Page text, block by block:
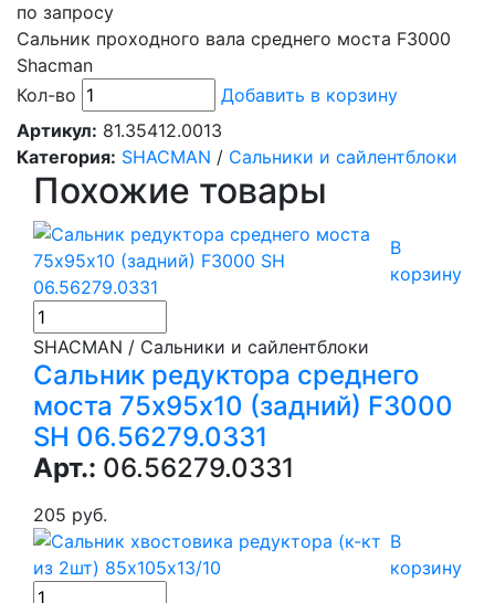
по запросу
Сальник проходного вала среднего моста F3000
Shacman
Кол-во
Добавить в корзину
Артикул: 81.35412.0013
Категория: SHACMAN / Сальники и сайлентблоки
Похожие товары
В
корзину
SHACMAN / Сальники и сайлентблоки
Сальник редуктора среднего
моста 75х95x10 (задний) F3000
SH 06.56279.0331
Арт.: 06.56279.0331
205 руб.
В
корзину